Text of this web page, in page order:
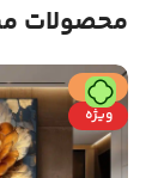
محصولات
حراج
ویژه